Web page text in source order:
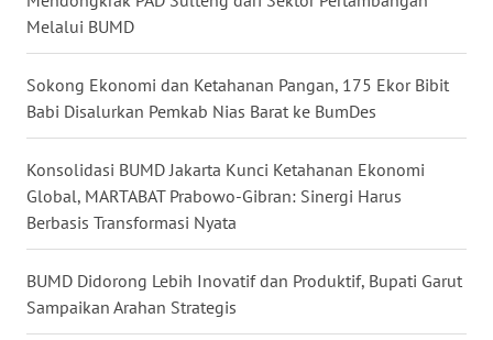
Melalui BUMD
Sokong Ekonomi dan Ketahanan Pangan, 175 Ekor Bibit
Babi Disalurkan Pemkab Nias Barat ke BumDes
Konsolidasi BUMD Jakarta Kunci Ketahanan Ekonomi
Global, MARTABAT Prabowo-Gibran: Sinergi Harus
Berbasis Transformasi Nyata
BUMD Didorong Lebih Inovatif dan Produktif, Bupati Garut
Sampaikan Arahan Strategis
LANGKAT
TAPANULI
SELATAN
WN
TANJUNG
LESUNG
WN
KARO